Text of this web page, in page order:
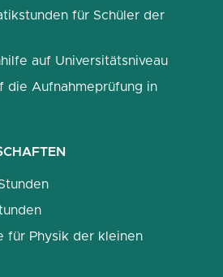
für Schüler der
auf Universitätsniveau
die Aufnahmeprüfung in
für Physik der kleinen